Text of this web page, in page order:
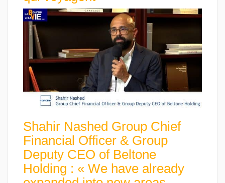
Shahir Nashed Group Chief
Financial Officer & Group
Deputy CEO of Beltone
Holding : « We have already